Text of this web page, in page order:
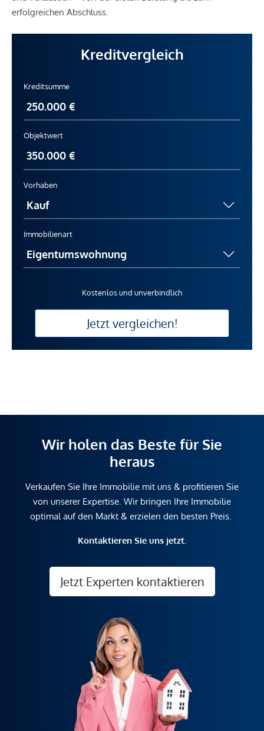
erfolgreichen Abschluss.
Kreditvergleich
Kreditsumme
Objektwert
Vorhaben
Immobilienart
Kostenlos und unverbindlich
Jetzt vergleichen!
Wir holen das Beste für Sie
heraus
Verkaufen Sie Ihre Immobilie mit uns & profitieren Sie
von unserer Expertise. Wir bringen Ihre Immobilie
optimal auf den Markt & erzielen den besten Preis.
Kontaktieren Sie uns jetzt.
Jetzt Experten kontaktieren